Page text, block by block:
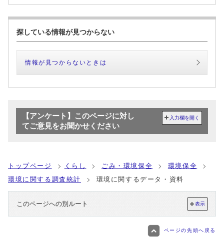
探している情報が見つからない
情報が見つからないときは
【アンケート】このページに対し
てご意見をお聞かせください
入力欄を開く
トップページ くらし ごみ・環境保全
環境保全
環境に関する調査統計
環境に関するデータ・資料
このページへの別ルート 表示
ページの先頭へ戻る